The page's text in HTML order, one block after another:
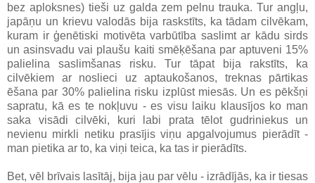
bez aploksnes) tieši uz galda zem pelnu trauka. Tur angļu,
japāņu un krievu valodās bija raskstīts, ka tādam cilvēkam,
kuram ir ģenētiski motivēta varbūtība saslimt ar kādu sirds
un asinsvadu vai plaušu kaiti smēķēšana par aptuveni 15%
palielina saslimšanas risku. Tur tāpat bija rakstīts, ka
cilvēkiem ar noslieci uz aptaukošanos, treknas pārtikas
ēšana par 30% palielina risku izplūst miesās. Un es pēkšņi
sapratu, kā es te nokļuvu - es visu laiku klausījos ko man
saka visādi cilvēki, kuri labi prata tēlot gudriniekus un
nevienu mirkli netiku prasījis viņu apgalvojumus pierādīt -
man pietika ar to, ka viņi teica, ka tas ir pierādīts.
Bet, vēl brīvais lasītāj, bija jau par vēlu - izrādījās, ka ir tiesas